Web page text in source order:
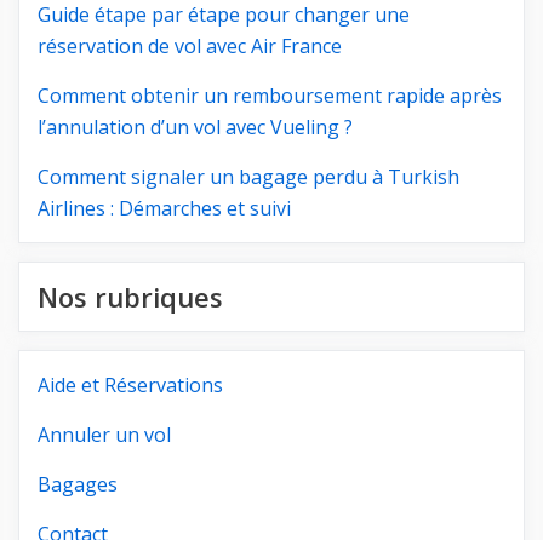
Guide étape par étape pour changer une
réservation de vol avec Air France
Comment obtenir un remboursement rapide après
l’annulation d’un vol avec Vueling ?
Comment signaler un bagage perdu à Turkish
Airlines : Démarches et suivi
Nos rubriques
Aide et Réservations
Annuler un vol
Bagages
Contact